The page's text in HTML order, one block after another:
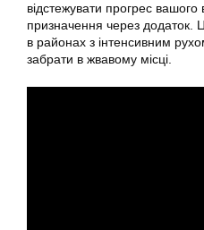
відстежувати прогрес
призначення через додаток.
в районах з інтенсивним
забрати в жвавому місці.